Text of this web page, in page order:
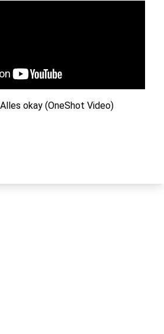
okay (OneShot Video)